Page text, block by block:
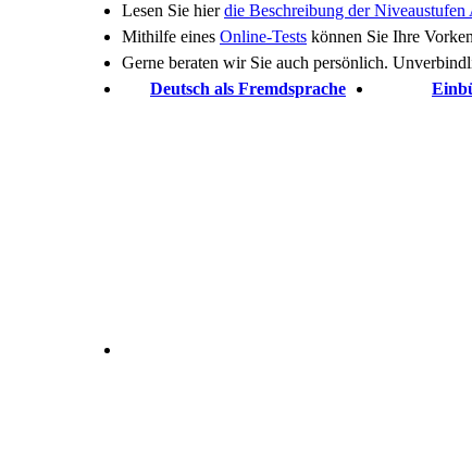
Lesen Sie hierdie Beschreibung der Niveaustufen
Mithilfe eines Online-Tests können Sie Ihre
Gerne beraten wir Sie auch persönlich.
Deutsch als Fremdsprache